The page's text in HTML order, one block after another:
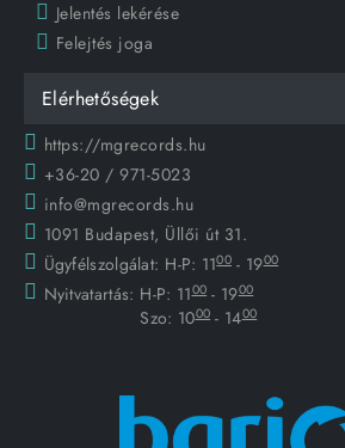
Jelentés lekérése
Felejtés joga
Elérhetőségek
https://mgrecords.hu
+36-20 / 971-5023
info@mgrecords.hu
1091 Budapest, Üllői út 31.
Ügyfélszolgálat: H-P: 1100 - 1900
Nyitvatartás: H-P: 1100 - 1900
Szo: 1000 - 1400